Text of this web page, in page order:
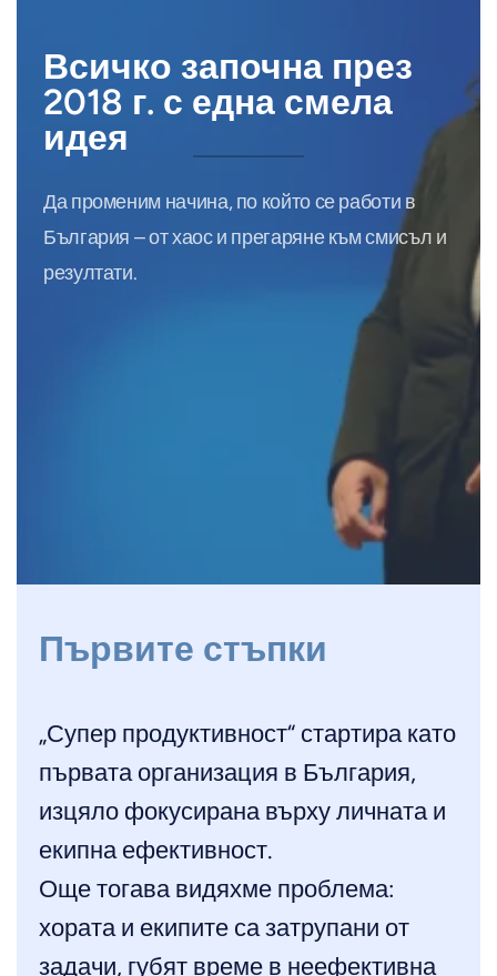
Всичко започна през
2018 г. с една смела
идея
Да променим начина, по който се работи в
България – от хаос и прегаряне към смисъл и
резултати.
Първите стъпки
„Супер продуктивност“ стартира като
първата организация в България,
изцяло фокусирана върху личната и
екипна ефективност.
Още тогава видяхме проблема:
хората и екипите са затрупани от
задачи, губят време в неефективна